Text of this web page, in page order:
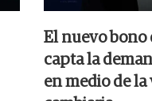
El nuevo bono
capta la
en medio de